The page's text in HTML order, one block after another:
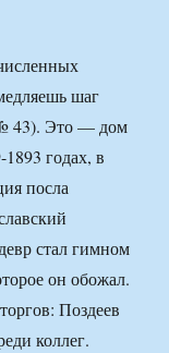
шаг
43). Это — дом
годах, в
посла
стал гимном
он обожал.
Поздеев
коллег.